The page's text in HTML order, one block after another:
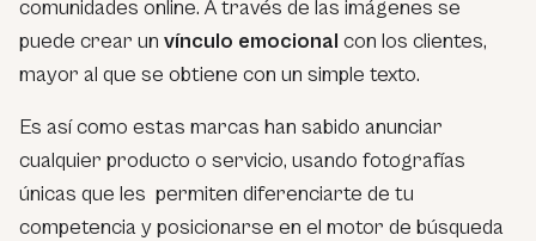
comunidades online. A través de las imágenes se
puede crear un vínculo emocional con los clientes,
mayor al que se obtiene con un simple texto.
Es así como estas marcas han sabido anunciar
cualquier producto o servicio, usando fotografías
únicas que les permiten diferenciarte de tu
competencia y posicionarse en el motor de búsqueda